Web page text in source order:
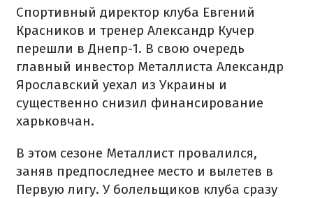
Спортивный директор клуба Евгений
Красников и тренер Александр Кучер
перешли в Днепр-1. В свою очередь
главный инвестор Металлиста Александр
Ярославский уехал из Украины и
существенно снизил финансирование
харьковчан.
В этом сезоне Металлист провалился,
заняв предпоследнее место и вылетев в
Первую лигу. У болельщиков клуба сразу